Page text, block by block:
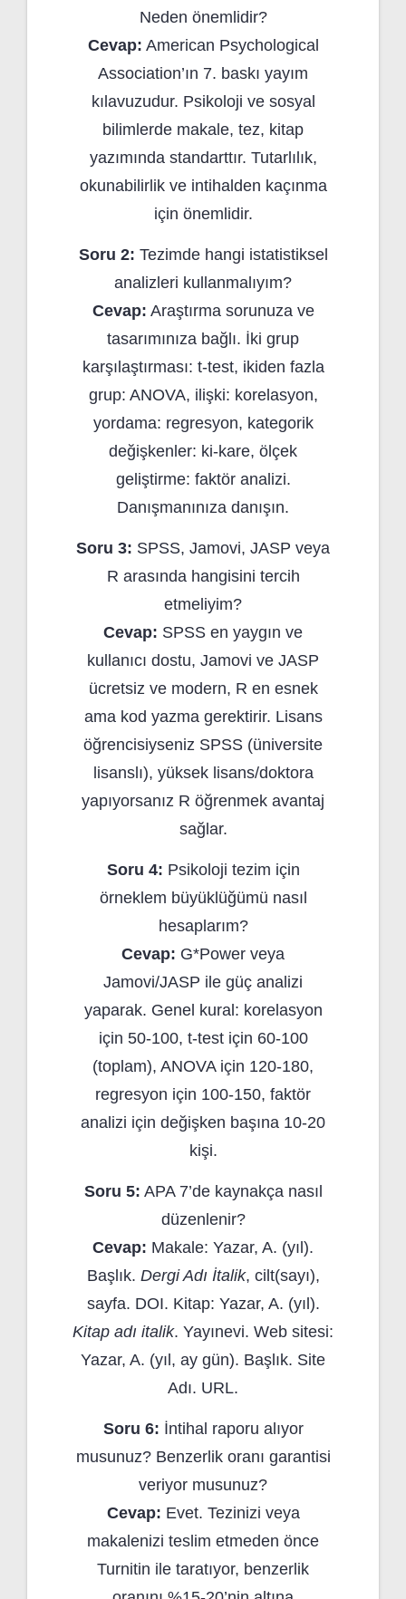
Neden önemlidir?
Cevap: American Psychological
Association’ın 7. baskı yayım
kılavuzudur. Psikoloji ve sosyal
bilimlerde makale, tez, kitap
yazımında standarttır. Tutarlılık,
okunabilirlik ve intihalden kaçınma
için önemlidir.
Soru 2: Tezimde hangi istatistiksel
analizleri kullanmalıyım?
Cevap: Araştırma sorunuza ve
tasarımınıza bağlı. İki grup
karşılaştırması: t-test, ikiden fazla
grup: ANOVA, ilişki: korelasyon,
yordama: regresyon, kategorik
değişkenler: ki-kare, ölçek
geliştirme: faktör analizi.
Danışmanınıza danışın.
Soru 3: SPSS, Jamovi, JASP veya
R arasında hangisini tercih
etmeliyim?
Cevap: SPSS en yaygın ve
kullanıcı dostu, Jamovi ve JASP
ücretsiz ve modern, R en esnek
ama kod yazma gerektirir. Lisans
öğrencisiyseniz SPSS (üniversite
lisanslı), yüksek lisans/doktora
yapıyorsanız R öğrenmek avantaj
sağlar.
Soru 4: Psikoloji tezim için
örneklem büyüklüğümü nasıl
hesaplarım?
Cevap: G*Power veya
Jamovi/JASP ile güç analizi
yaparak. Genel kural: korelasyon
için 50-100, t-test için 60-100
(toplam), ANOVA için 120-180,
regresyon için 100-150, faktör
analizi için değişken başına 10-20
kişi.
Soru 5: APA 7’de kaynakça nasıl
düzenlenir?
Cevap: Makale: Yazar, A. (yıl).
Başlık. Dergi Adı İtalik, cilt(sayı),
sayfa. DOI. Kitap: Yazar, A. (yıl).
Kitap adı italik. Yayınevi. Web sitesi:
Yazar, A. (yıl, ay gün). Başlık. Site
Adı. URL.
Soru 6: İntihal raporu alıyor
musunuz? Benzerlik oranı garantisi
veriyor musunuz?
Cevap: Evet. Tezinizi veya
makalenizi teslim etmeden önce
Turnitin ile taratıyor, benzerlik